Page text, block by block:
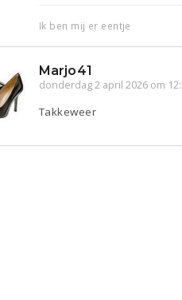
Ik ben mij er eentje
Marjo41
donderdag 2 april 2026 om
Takkeweer